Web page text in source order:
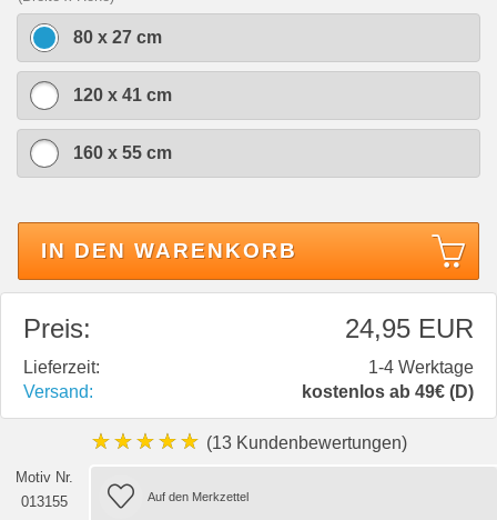
80 x 27 cm
120 x 41 cm
160 x 55 cm
IN DEN WARENKORB
Preis: 24,95 EUR
Lieferzeit:
1-4 Werktage
Versand:
kostenlos ab 49€ (D)
★★★★★ (13 Kundenbewertungen)
Motiv Nr.
013155